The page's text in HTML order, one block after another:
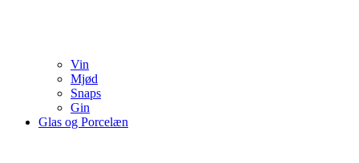
Vin
Mjød
Snaps
Gin
Glas og Porcelæn